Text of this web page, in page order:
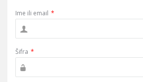
Ime ili email *
Šifra *